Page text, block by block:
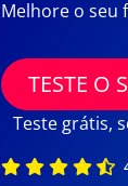
Melhore o seu
TESTE O
Teste grátis,